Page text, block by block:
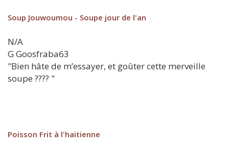
Soup Jouwoumou - Soupe jour de l'an
N/A
G Goosfraba63
"Bien hâte de m’essayer, et goûter cette merveille
soupe ???? "
Poisson Frit à l'haitienne